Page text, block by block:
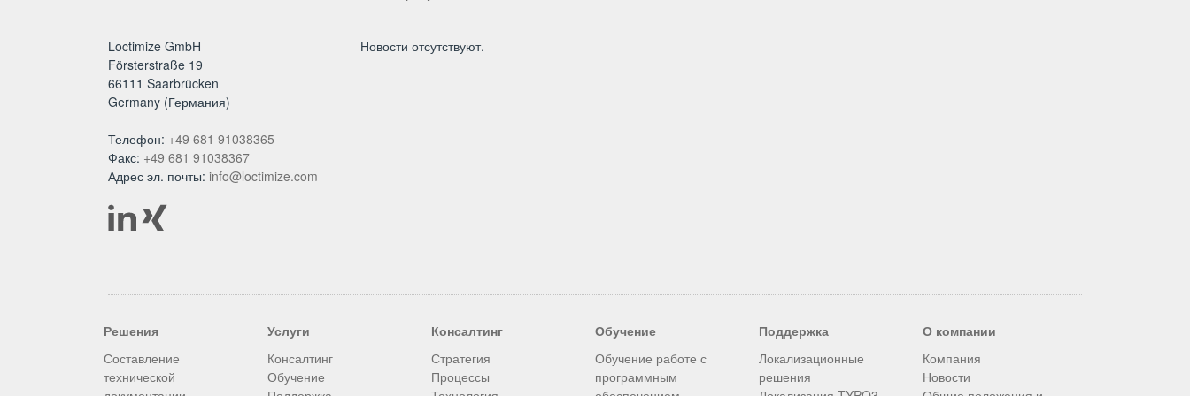
Loctimize GmbH
Försterstraße 19
66111 Saarbrücken
Germany (Германия)
Телефон: +49 681 91038365
Факс: +49 681 91038367
Адрес эл. почты: info@loctimize.com
Новости отсутствуют.
Решения
Составление
технической
Услуги
Консалтинг
Обучение
Консалтинг
Стратегия
Процессы
Обучение
Обучение работе с
программным
Поддержка
Локализационные
решения
О компании
Компания
Новости